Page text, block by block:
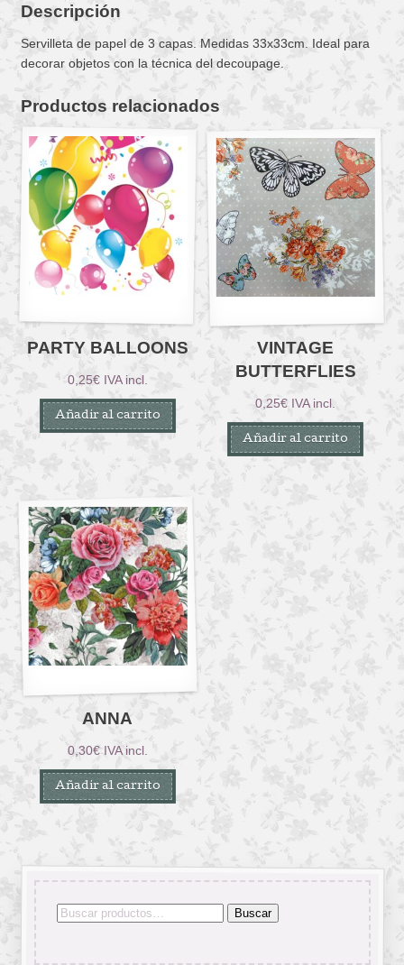
Descripción
Servilleta de papel de 3 capas. Medidas 33x33cm. Ideal para
decorar objetos con la técnica del decoupage.
Productos relacionados
PARTY BALLOONS
0,25€ IVA incl.
Añadir al carrito
VINTAGE
BUTTERFLIES
0,25€ IVA incl.
Añadir al carrito
ANNA
0,30€ IVA incl.
Añadir al carrito
Buscar
Buscar